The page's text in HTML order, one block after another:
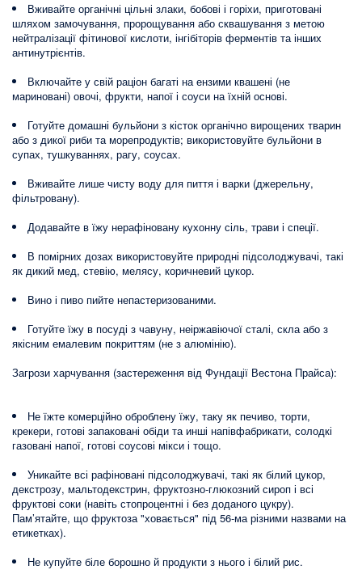
Вживайте органічні цільні злаки, бобові і горіхи, приготовані
шляхом замочування, пророщування або сквашування з метою
нейтралізації фітинової кислоти, інгібіторів ферментів та інших
антинутрієнтів.
Включайте у свій раціон багаті на ензими квашені (не
мариновані) овочі, фрукти, напої і соуси на їхній основі.
Готуйте домашні бульйони з кісток органічно вирощених тварин
або з дикої риби та морепродуктів; використовуйте бульйони в
супах, тушкуваннях, рагу, соусах.
Вживайте лише чисту воду для пиття і варки (джерельну,
фільтровану).
Додавайте в їжу нерафіновану кухонну сіль, трави і спеції.
В помірних дозах використовуйте природні підсолоджувачі, такі
як дикий мед, стевію, мелясу, коричневий цукор.
Вино і пиво пийте непастеризованими.
Готуйте їжу в посуді з чавуну, неіржавіючої сталі, скла або з
якісним емалевим покриттям (не з алюмінію).
Загрози харчування (застереження від Фундації Вестона Прайса):
Не їжте комерційно оброблену їжу, таку як печиво, торти,
крекери, готові запаковані обіди та инші напівфабрикати, солодкі
газовані напої, готові соусові мікси і тощо.
Уникайте всі рафіновані підсолоджувачі, такі як білий цукор,
декстрозу, мальтодекстрин, фруктозно-глюкозний сироп і всі
фруктові соки (навіть стопроцентні і без доданого цукру).
Пам’ятайте, що фруктоза "ховається" під 56-ма різними назвами на
етикетках).
Не купуйте біле борошно й продукти з нього і білий рис.